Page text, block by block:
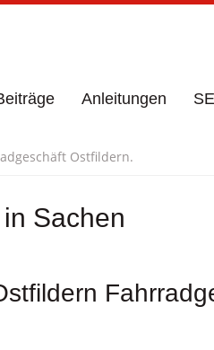
Anleitungen
Ostfildern.
Sachen